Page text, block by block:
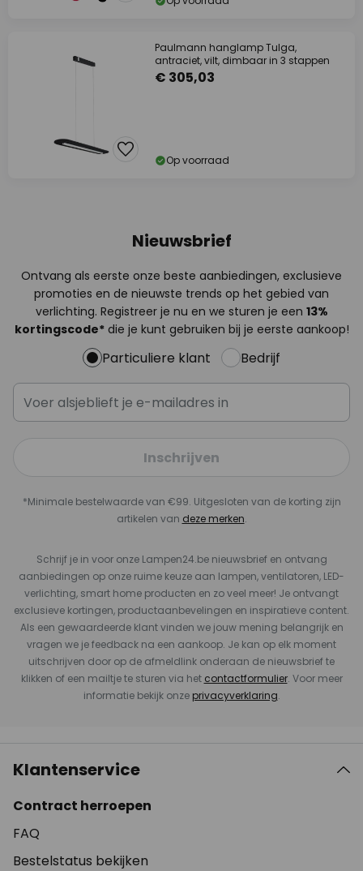
Paulmann hanglamp Tulga,
antraciet, vilt, dimbaar in 3 stappen
€ 305,03
Op voorraad
Nieuwsbrief
Ontvang als eerste onze beste aanbiedingen, exclusieve
promoties en de nieuwste trends op het gebied van
verlichting. Registreer je nu en we sturen je een 13%
kortingscode*die je kunt gebruiken bij je eerste aankoop!
Particuliere klant Bedrijf
Inschrijven
*Minimale bestelwaarde van €99. Uitgesloten van de korting zijn
artikelen van deze merken.
Schrijf je in voor onze Lampen24.be nieuwsbrief en ontvang
aanbiedingen op onze ruime keuze aan lampen, ventilatoren, LED-
verlichting, smart home producten en zo veel meer! Je ontvangt
exclusieve kortingen, productaanbevelingen en inspiratieve content.
Als een gewaardeerde klant vinden we jouw mening belangrijk en
vragen we je feedback na een aankoop. Je kan op elk moment
uitschrijven door op de afmeldlink onderaan de nieuwsbrief te
klikken of een mailtje te sturen via het contactformulier. Voor meer
informatie bekijk onze privacyverklaring.
Klantenservice
Contract herroepen
FAQ
Bestelstatus bekijken